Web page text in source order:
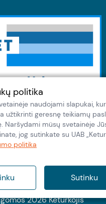
politika
naudojami slapukai,
užtikrinti geresnę teikiamų
Naršydami müsų svetainėje
jog sutinkate su UAB
politika
Sutinku
2026Keturkojis